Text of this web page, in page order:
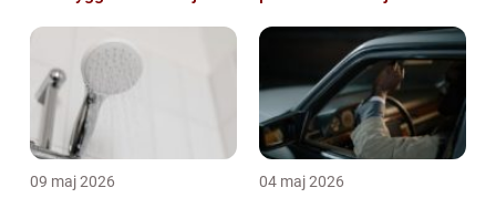
09 maj 2026 04 maj 2026